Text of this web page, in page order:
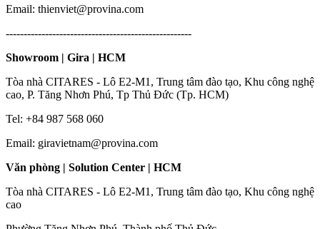
Email: thienviet@provina.com
----------------------------------------------------
Showroom | Gira | HCM
Tòa nhà CITARES - Lô E2-M1, Trung tâm đào tạo, Khu công nghệ
cao, P. Tăng Nhơn Phú, Tp Thủ Đức (Tp. HCM)
Tel: +84 987 568 060
Email: giravietnam@provina.com
Văn phòng | Solution Center | HCM
Tòa nhà CITARES - Lô E2-M1, Trung tâm đào tạo, Khu công nghệ
cao